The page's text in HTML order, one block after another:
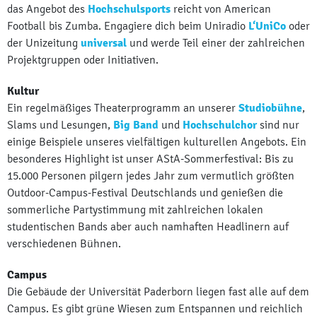
das Angebot des Hochschulsports reicht von American
Football bis Zumba. Engagiere dich beim Uniradio L‘UniCo oder
der Unizeitung universal und werde Teil einer der zahlreichen
Projektgruppen oder Initiativen.
Kultur
Ein regelmäßiges Theaterprogramm an unserer Studiobühne,
Slams und Lesungen, Big Band und Hochschulchorsind nur
einige Beispiele unseres vielfältigen kulturellen Angebots. Ein
besonderes Highlight ist unser AStA-Sommerfestival: Bis zu
15.000 Personen pilgern jedes Jahr zum vermutlich größten
Outdoor-Campus-Festival Deutschlands und genießen die
sommerliche Partystimmung mit zahlreichen lokalen
studentischen Bands aber auch namhaften Headlinern auf
verschiedenen Bühnen.
Campus
Die Gebäude der Universität Paderborn liegen fast alle auf dem
Campus. Es gibt grüne Wiesen zum Entspannen und reichlich